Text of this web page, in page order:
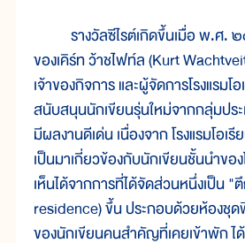
รางวัลซีไรต์เกิดขึ้นเมื่อ พ.ศ. ๒
ของเคิร์ท ว้าชไฟท์ล (Kurt
เจ้าของกิจการ และผู้จัดการโรงแรมโ
สนับสนุนนักเขียนรุ่นใหม่จากกลุ่มประ
มีผลงานดีเด่น เนื่องจาก โรงแรมโอเ
เป็นมาเกี่ยวข้องกับนักเขียนชั้นนำขอ
เห็นได้จากการที่ได้จัดส่วนหนึ่งเป็น
residence) ขึ้น ประกอบด้วยห้องชุ
ของนักเขียนคนสำคัญที่เคยเข้าพัก ไ